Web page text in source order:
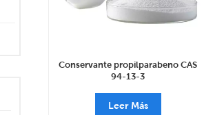
Conservante propilparabeno CAS
94-13-3
Leer Más